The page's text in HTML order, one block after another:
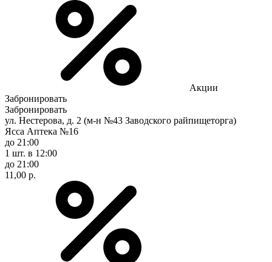
Акции
Забронировать
Забронировать
ул. Нестерова, д. 2 (м-н №43 Заводского райпищеторга)
Ясса Аптека №16
до 21:00
1 шт. в 12:00
до 21:00
11,00 р.